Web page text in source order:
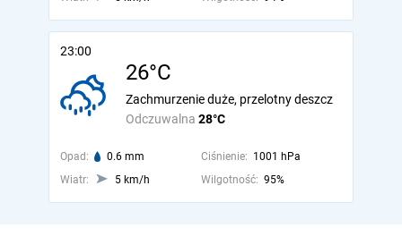
23:00
26°C
Odczuwalna 28°C
Zachmurzenie duże, przelotny deszcz
Opad: 0.6 mm Ciśnienie: 1001 hPa
Wiatr:
5 km/h Wilgotność: 95%